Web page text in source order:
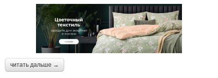
читать дальше →